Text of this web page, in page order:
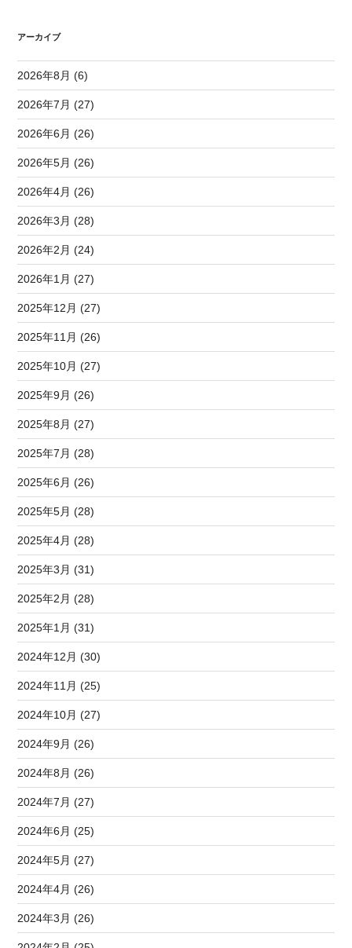
アーカイブ
2026年8月 (6)
2026年7月 (27)
2026年6月 (26)
2026年5月 (26)
2026年4月 (26)
2026年3月 (28)
2026年2月 (24)
2026年1月 (27)
2025年12月 (27)
2025年11月 (26)
2025年10月 (27)
2025年9月 (26)
2025年8月 (27)
2025年7月 (28)
2025年6月 (26)
2025年5月 (28)
2025年4月 (28)
2025年3月 (31)
2025年2月 (28)
2025年1月 (31)
2024年12月 (30)
2024年11月 (25)
2024年10月 (27)
2024年9月 (26)
2024年8月 (26)
2024年7月 (27)
2024年6月 (25)
2024年5月 (27)
2024年4月 (26)
2024年3月 (26)